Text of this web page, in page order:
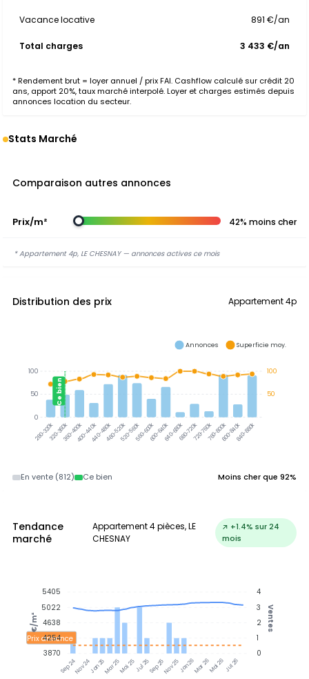
Vacance locative 891 €/an
Total charges 3 433 €/an
* Rendement brut = loyer annuel / prix FAI. Cashflow calculé sur crédit 20
ans, apport 20%, taux marché interpolé. Loyer et charges estimés depuis
annonces location du secteur.
Stats Marché
Comparaison autres annonces
Prix/m² 42% moins cher
* Appartement 4p, LE CHESNAY — annonces actives ce mois
Distribution des prix Appartement 4p
280-320k320-360k360-400k400-440k440-480k480-520k520-560k560-600k600-640k640-680k680-720k720-760k760-800k800-840k840-880k
Ce bien
100
50
100
50
0
Annonces Superficie moy.
En vente (812) Ce bien Moins cher que 92%
Tendance
marché
Appartement 4 pièces, LE
CHESNAY
↗ +1.4% sur 24
mois
Sep 24Nov 24Jan 25Mar 25Mai 25Jul 25Sep 25Nov 25Jan 26Mar 26Mai 26Jul 26
Prix annonce
4
3
2
1
0
Ventes
5405
5022
4638
4254
3870
€/m²